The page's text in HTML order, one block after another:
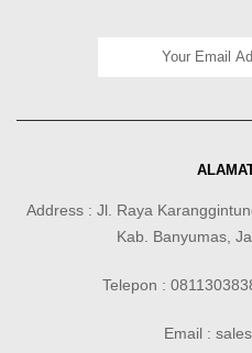
Address : Jl. Raya
Kab. Banyumas,
Telepon :
Email :